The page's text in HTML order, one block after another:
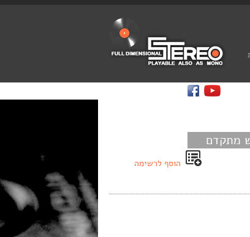
מתקדם
הוסף לרשימה